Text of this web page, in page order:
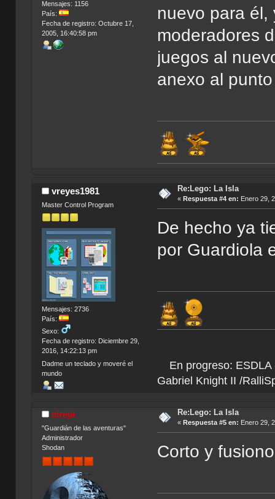
Mensajes: 1156
País:
Fecha de registro: Octubre 17,
2005, 16:40:58 pm
nuevo para él,
moderadores
juegos al
anexo al
vreyes1981
Master Control Program
Mensajes: 2736
País:
Sexo:
Fecha de registro: Diciembre 29,
2016, 14:22:13 pm
Dadme un teclado y moveré el
mundo
Re:Lego: La Isla
« Respuesta #4 en: Enero 29,
De hecho ya
por Guardiola
En progreso: ESDLA
Gabriel Knight II /
cireja
"Guardián de las aventuras"
Administrador
Shodan
Re:Lego: La Isla
« Respuesta #5 en: Enero 29,
Corto y